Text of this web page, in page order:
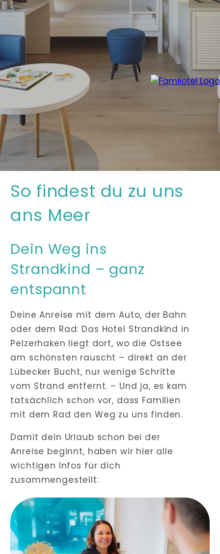
So findest du zu uns
ans Meer
Dein Weg ins
Strandkind – ganz
entspannt
Deine Anreise mit dem Auto, der Bahn
oder dem Rad: Das Hotel Strandkind in
Pelzerhaken liegt dort, wo die Ostsee
am schönsten rauscht – direkt an der
Lübecker Bucht, nur wenige Schritte
vom Strand entfernt. – Und ja, es kam
tatsächlich schon vor, dass Familien
mit dem Rad den Weg zu uns finden.
Damit dein Urlaub schon bei der
Anreise beginnt, haben wir hier alle
wichtigen Infos für dich
zusammengestellt: